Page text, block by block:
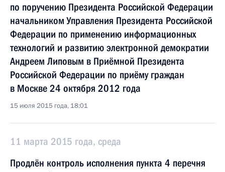
по поручению Президента Российской Федерации
начальником Управления Президента Российской
Федерации по применению информационных
технологий и развитию электронной демократии
Андреем Липовым в Приёмной Президента
Российской Федерации по приёму граждан
в Москве 24 октября 2012 года
15 июля 2015 года, 18:01
11 марта 2015 года, среда
Продлён контроль исполнения пункта 4 перечня